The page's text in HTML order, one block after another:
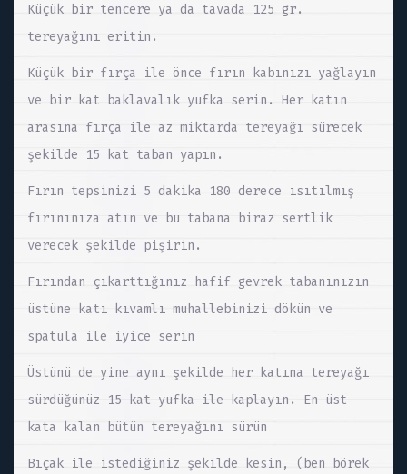
Küçük bir tencere ya da tavada 125 gr.
tereyağını eritin.
Küçük bir fırça ile önce fırın kabınızı yağlayın
ve bir kat baklavalık yufka serin. Her katın
arasına fırça ile az miktarda tereyağı sürecek
şekilde 15 kat taban yapın.
Fırın tepsinizi 5 dakika 180 derece ısıtılmış
fırınınıza atın ve bu tabana biraz sertlik
verecek şekilde pişirin.
Fırından çıkarttığınız hafif gevrek tabanınızın
üstüne katı kıvamlı muhallebinizi dökün ve
spatula ile iyice serin
Üstünü de yine aynı şekilde her katına tereyağı
sürdüğünüz 15 kat yufka ile kaplayın. En üst
kata kalan bütün tereyağını sürün
Bıçak ile istediğiniz şekilde kesin, (ben börek